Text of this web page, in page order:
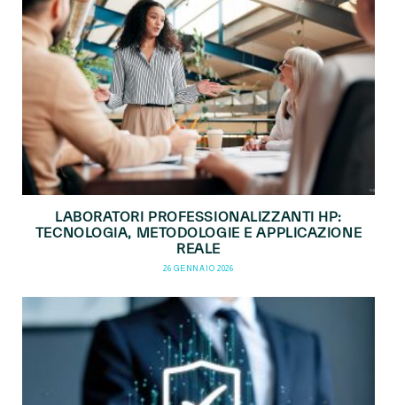
LABORATORI PROFESSIONALIZZANTI HP:
TECNOLOGIA, METODOLOGIE E APPLICAZIONE
REALE
26 GENNAIO 2026